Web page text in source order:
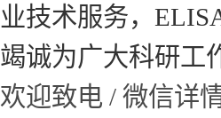
业技术服务，
竭诚为广大科研工
欢迎致电 / 微信详